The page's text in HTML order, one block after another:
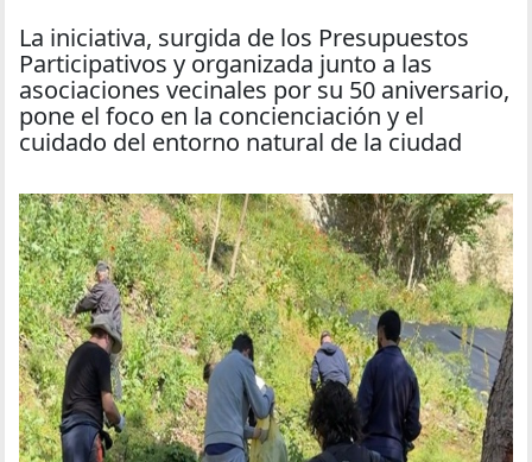
La iniciativa, surgida de los Presupuestos
Participativos y organizada junto a las
asociaciones vecinales por su 50 aniversario,
pone el foco en la concienciación y el
cuidado del entorno natural de la ciudad